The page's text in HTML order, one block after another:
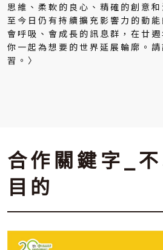
思維、柔軟的良心、精確的創意
至今日仍有持續擴充影響力的動
會呼吸、會成長的訊息群，在廿
你一起為想要的世界延展輪廓。
習。〉
合作關鍵字_
目的